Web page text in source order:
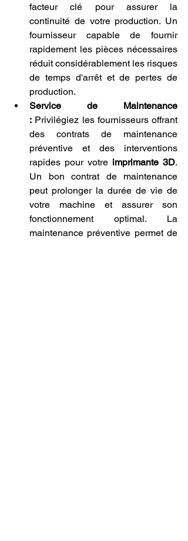
facteur clé pour assurer la
continuité de votre production. Un
fournisseur capable de fournir
rapidement les pièces nécessaires
réduit considérablement les risques
de temps d'arrêt et de pertes de
production.
Service de Maintenance
: Privilégiez les fournisseurs offrant
des contrats de maintenance
préventive et des interventions
rapides pour votre imprimante 3D.
Un bon contrat de maintenance
peut prolonger la durée de vie de
votre machine et assurer son
fonctionnement optimal. La
maintenance préventive permet de